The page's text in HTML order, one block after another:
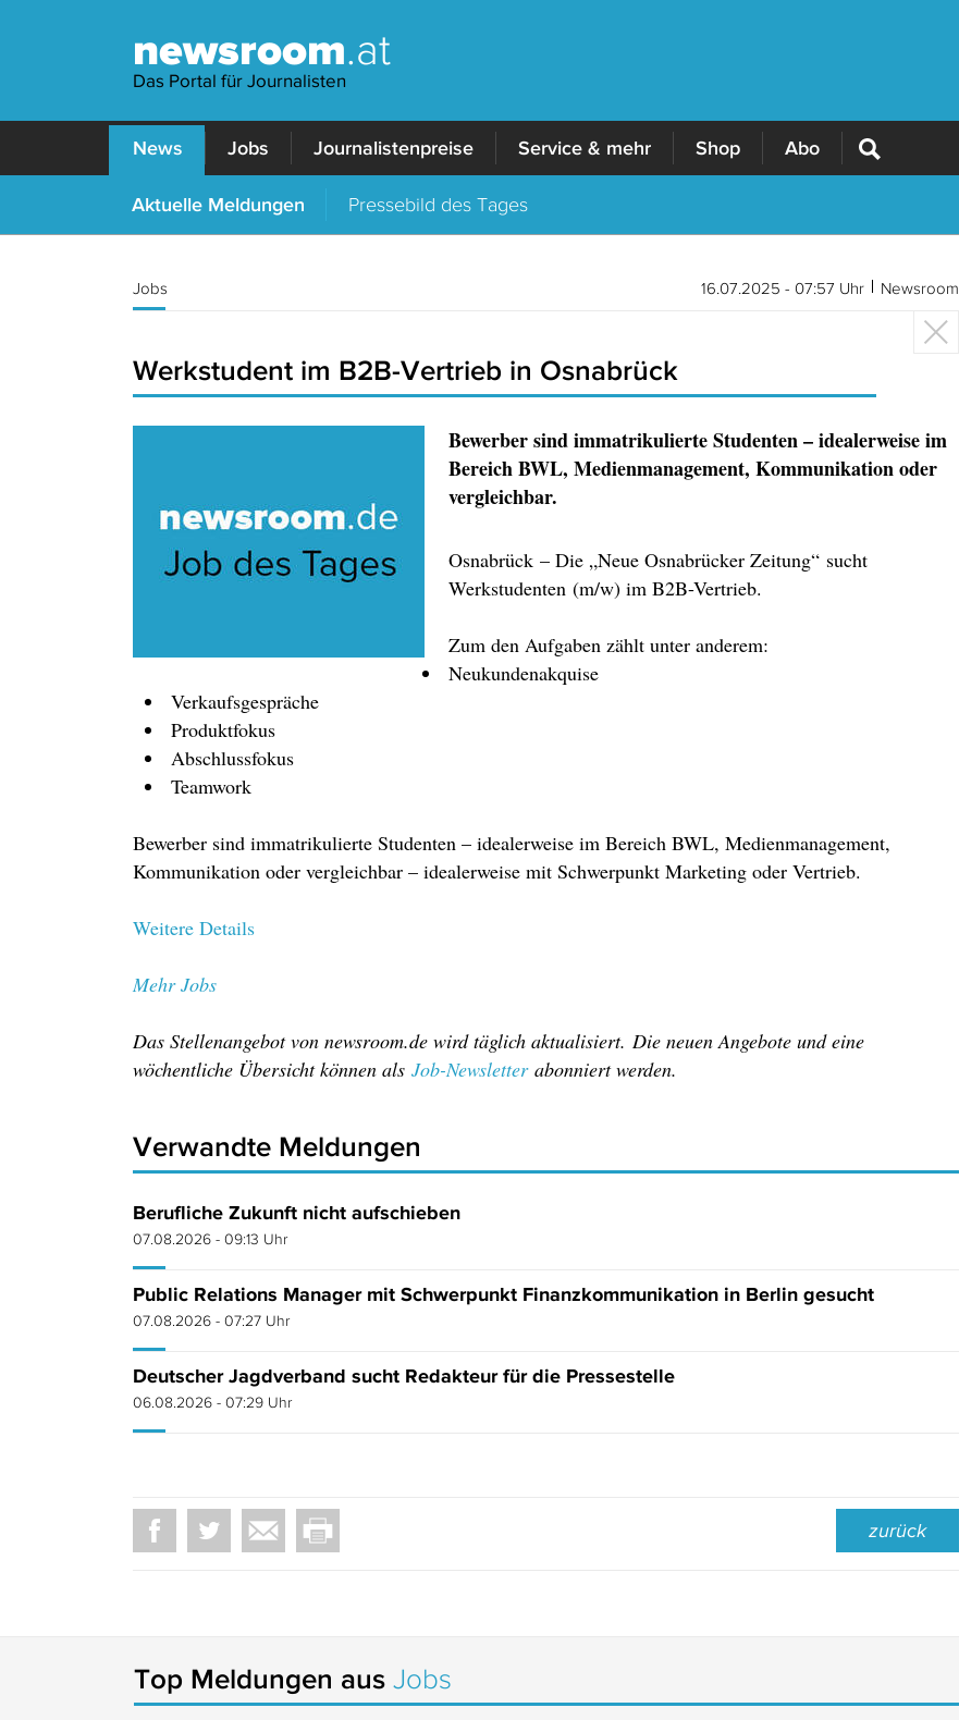
newsroom.at
Das Portal für Journalisten
News Jobs Journalistenpreise Service & mehr Shop Abo
Aktuelle Meldungen Pressebild des Tages
Jobs Newsroom
16.07.2025 - 07:57 Uhr
Werkstudent im B2B-Vertrieb in Osnabrück
Bewerber sind immatrikulierte Studenten – idealerweise im
Bereich BWL, Medienmanagement, Kommunikation oder
vergleichbar.
Osnabrück – Die „Neue Osnabrücker Zeitung“ sucht
Werkstudenten (m/w) im B2B-Vertrieb.
Zum den Aufgaben zählt unter anderem:
Neukundenakquise
Verkaufsgespräche
Produktfokus
Abschlussfokus
Teamwork
Bewerber sind immatrikulierte Studenten – idealerweise im Bereich BWL, Medienmanagement,
Kommunikation oder vergleichbar – idealerweise mit Schwerpunkt Marketing oder Vertrieb.
Weitere Details
Mehr Jobs
Das Stellenangebot von newsroom.de wird täglich aktualisiert. Die neuen Angebote und eine
wöchentliche Übersicht können als Job-Newsletterabonniert werden.
Verwandte Meldungen
Berufliche Zukunft nicht aufschieben
07.08.2026 - 09:13 Uhr
Public Relations Manager mit Schwerpunkt Finanzkommunikation in Berlin gesucht
07.08.2026 - 07:27 Uhr
Deutscher Jagdverband sucht Redakteur für die Pressestelle
06.08.2026 - 07:29 Uhr
zurück
Top Meldungen aus Jobs